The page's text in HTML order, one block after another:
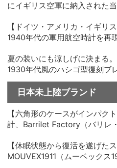
にイギリス空軍に納入された
【ドイツ・アメリカ・イギリ
1940年代の軍用航空時計を再
夏の装いにも涼しげに決まる
1930年代風のハシゴ型復刻ブ
no.33】
日本未上陸ブランド
【六角形のケースがインパク
計、Barrilet Factory（バリレ
【休眠状態から復活を遂げた
MOUVEX1911（ムーベックス